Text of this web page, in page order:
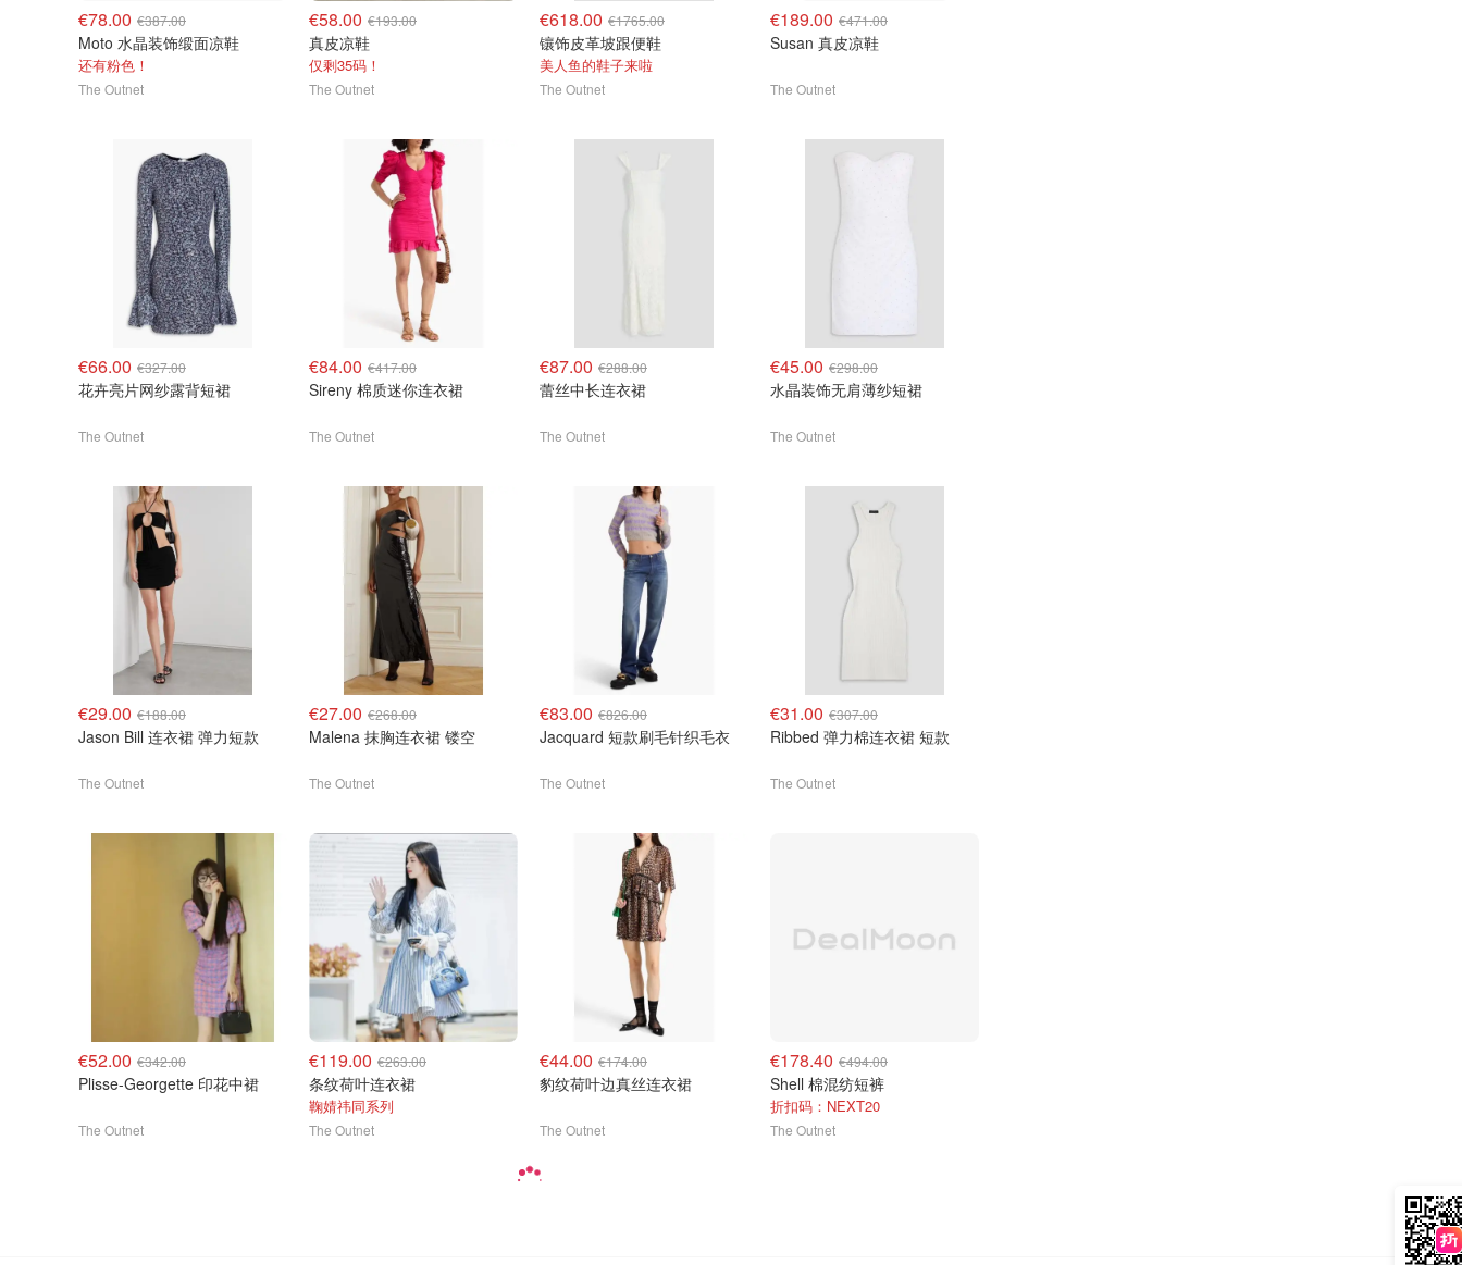
€78.00 €387.00
Moto 水晶装饰缎面凉鞋
还有粉色！
The Outnet
€58.00 €193.00
真皮凉鞋
仅剩35码！
The Outnet
€618.00 €1765.00
镶饰皮革坡跟便鞋
美人鱼的鞋子来啦
The Outnet
€189.00 €471.00
Susan 真皮凉鞋
The Outnet
€66.00 €327.00
花卉亮片网纱露背短裙
The Outnet
€84.00 €417.00
Sireny 棉质迷你连衣裙
The Outnet
€87.00 €288.00
蕾丝中长连衣裙
The Outnet
€45.00 €298.00
水晶装饰无肩薄纱短裙
The Outnet
€29.00 €188.00
Jason Bill 连衣裙 弹力短款
The Outnet
€27.00 €268.00
Malena 抹胸连衣裙 镂空
The Outnet
€83.00 €826.00
Jacquard 短款刷毛针织毛衣
The Outnet
€31.00 €307.00
Ribbed 弹力棉连衣裙 短款
The Outnet
€52.00 €342.00
Plisse-Georgette 印花中裙
The Outnet
€119.00 €263.00
条纹荷叶连衣裙
鞠婧祎同系列
The Outnet
€44.00 €174.00
豹纹荷叶边真丝连衣裙
The Outnet
€178.40 €494.00
Shell 棉混纺短裤
折扣码：NEXT20
The Outnet